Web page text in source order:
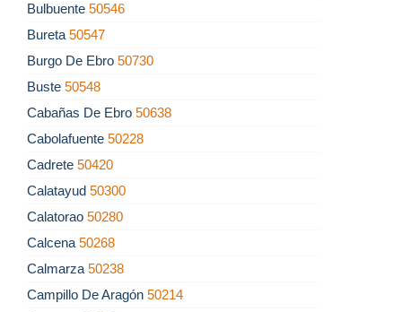
Bulbuente 50546
Bureta 50547
Burgo De Ebro 50730
Buste 50548
Cabañas De Ebro 50638
Cabolafuente 50228
Cadrete 50420
Calatayud 50300
Calatorao 50280
Calcena 50268
Calmarza 50238
Campillo De Aragón 50214